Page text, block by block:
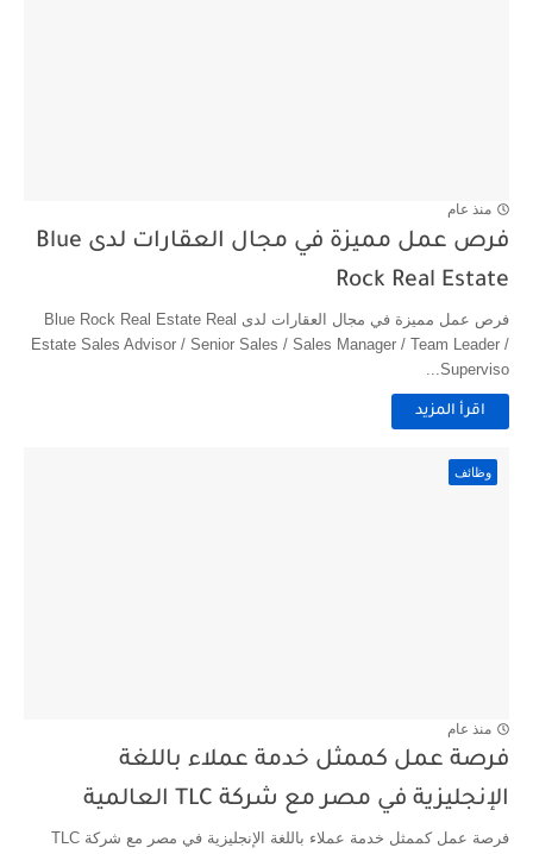
منذ عام
فرص عمل مميزة في مجال العقارات لدى Blue
Rock Real Estate
فرص عمل مميزة في مجال العقارات لدى Blue Rock Real Estate Real
Estate Sales Advisor / Senior Sales / Sales Manager / Team Leader /
Superviso...
اقرأ المزيد
وظائف
منذ عام
فرصة عمل كممثل خدمة عملاء باللغة
الإنجليزية في مصر مع شركة TLC العالمية
فرصة عمل كممثل خدمة عملاء باللغة الإنجليزية في مصر مع شركة TLC